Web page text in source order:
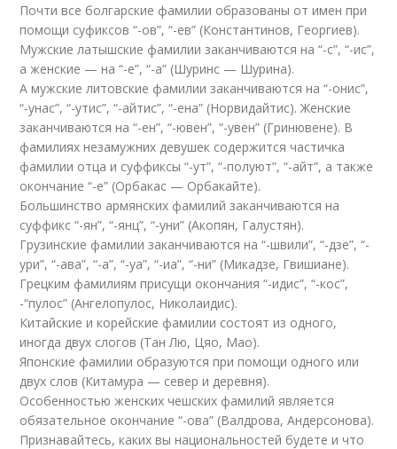
Почти все болгарские фамилии образованы от имен при
помощи суфиксов “-ов”, “-ев” (Константинов, Георгиев).
Мужские латышские фамилии заканчиваются на “-с”, “-ис”,
а женские — на “-е”, “-а” (Шуринс — Шурина).
А мужские литовские фамилии заканчиваются на “-онис”,
“-унас”, “-утис”, “-айтис”, “-ена” (Норвидайтис). Женские
заканчиваются на “-ен”, “-ювен”, “-увен” (Гринювене). В
фамилиях незамужних девушек содержится частичка
фамилии отца и суффиксы “-ут”, “-полуют”, “-айт”, а также
окончание “-е” (Орбакас — Орбакайте).
Большинство армянских фамилий заканчиваются на
суффикс “-ян”, “-янц”, “-уни” (Акопян, Галустян).
Грузинские фамилии заканчиваются на “-швили”, “-дзе”, “-
ури”, “-ава”, “-а”, “-уа”, “-иа”, “-ни” (Микадзе, Гвишиане).
Грецким фамилиям присущи окончания “-идис”, “-кос”,
-“пулос” (Ангелопулос, Николаидис).
Китайские и корейские фамилии состоят из одного,
иногда двух слогов (Тан Лю, Цяо, Мао).
Японские фамилии образуются при помощи одного или
двух слов (Китамура — север и деревня).
Особенностью женских чешских фамилий является
обязательное окончание “-ова” (Валдрова, Андерсонова).
Признавайтесь, каких вы национальностей будете и что